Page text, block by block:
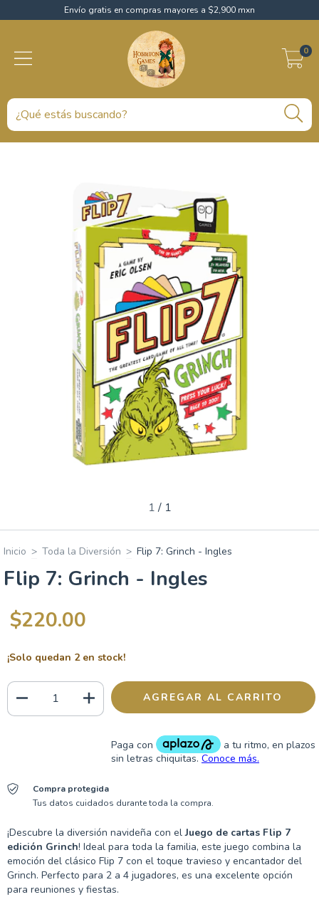
Envío gratis en compras mayores a $2,900 mxn
0
1 / 1
Inicio > Toda la Diversión > Flip 7: Grinch - Ingles
Flip 7: Grinch - Ingles
$220.00
¡Solo quedan 2en stock!
Compra protegida
Tus datos cuidados durante toda la compra.
¡Descubre la diversión navideña con elJuego de cartas Flip 7
edición Grinch! Ideal para toda la familia, este juego combina la
emoción del clásico Flip 7 con el toque travieso y encantador del
Grinch. Perfecto para 2 a 4 jugadores, es una excelente opción
para reuniones y fiestas.